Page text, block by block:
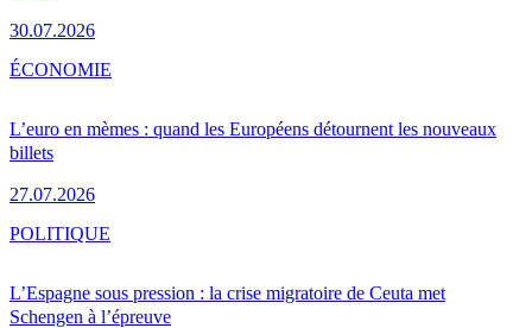
30.07.2026
L’euro en mèmes : quand les Européens détournent les nouveaux
billets
27.07.2026
ÉCONOMIE
L’Espagne sous pression : la crise migratoire de Ceuta met
Schengen à l’épreuve
POLITIQUE